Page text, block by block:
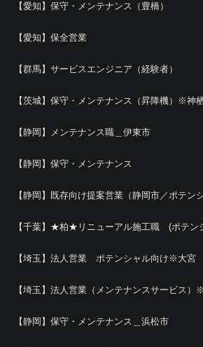
【愛知】保守・メンテナンス（豊橋）
【愛知】保全営業
【群馬】サービスエンジニア（経験者）
【茨城】保守・メンテナンス（昇降機）※神
【静岡】メンテナンス職＿伊東市
【静岡】保守・メンテナンス
【静岡】既存向け提案営業（静岡市／ポテン
【千葉】★柏★リニューアル施工職 (ポテン
【埼玉】法人営業 ポテンシャル向け※大宮
【埼玉】法人営業（メンテナンスサービス）
【静岡】保守・メンテナンス＿浜松市